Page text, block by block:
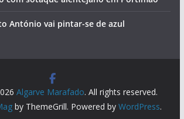
António vai pintar-se de azul
Algarve Marafado. All rights reserved.
by ThemeGrill. Powered by WordPress.